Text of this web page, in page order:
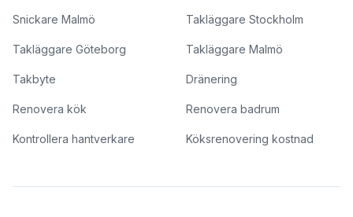
Snickare Malmö Takläggare Stockholm
Takläggare Göteborg Takläggare Malmö
Takbyte Dränering
Renovera kök Renovera badrum
Kontrollera hantverkare Köksrenovering kostnad